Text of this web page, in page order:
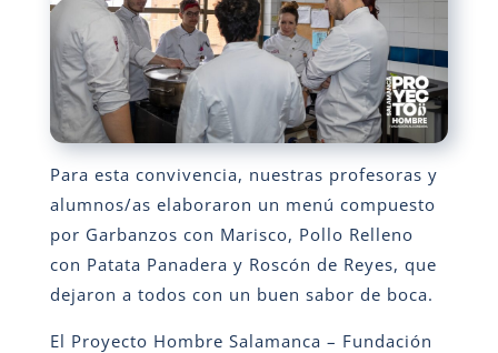
Para esta convivencia, nuestras profesoras y
alumnos/as elaboraron un menú compuesto
por Garbanzos con Marisco, Pollo Relleno
con Patata Panadera y Roscón de Reyes, que
dejaron a todos con un buen sabor de boca.
El Proyecto Hombre Salamanca – Fundación